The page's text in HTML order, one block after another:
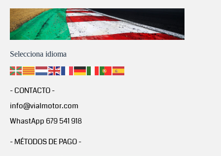
Selecciona idioma
- CONTACTO -
info@vialmotor.com
WhastApp 679 541 918
- MÉTODOS DE PAGO -